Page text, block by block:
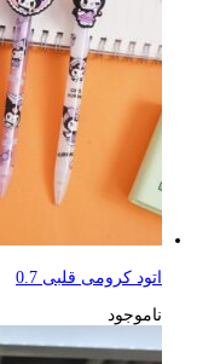
اتود کرومی قلبی 0.7
ناموجود